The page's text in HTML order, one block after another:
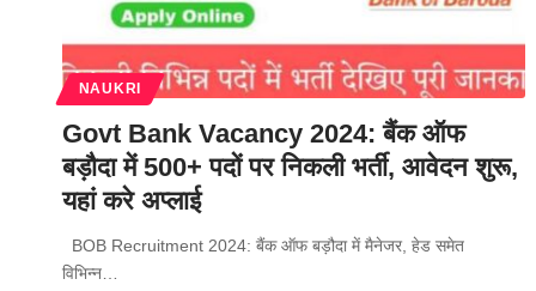
NAUKRI
Govt Bank Vacancy 2024: बैंक ऑफ
बड़ौदा में 500+ पदों पर निकली भर्ती, आवेदन शुरू,
यहां करे अप्लाई
BOB Recruitment 2024: बैंक ऑफ बड़ौदा में मैनेजर, हेड समेत
विभिन्न…